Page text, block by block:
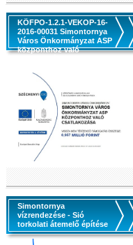
KÖFPO-1.2.1-VEKOP-16-
2016-00031 Simontornya
Város Önkormányzat ASP
központhoz való
Simontornya
vízrendezése - Sió
torkolati átemelő építése